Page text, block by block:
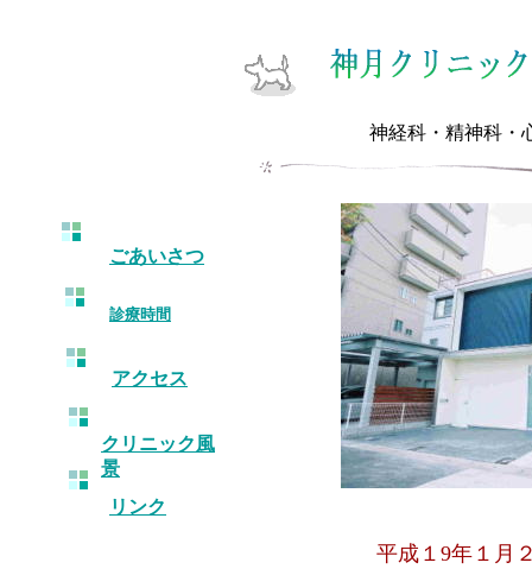
神経科・精神科・
平成１9年１月
診療時間
アクセス
クリニック風
景
ごあいさつ
リンク